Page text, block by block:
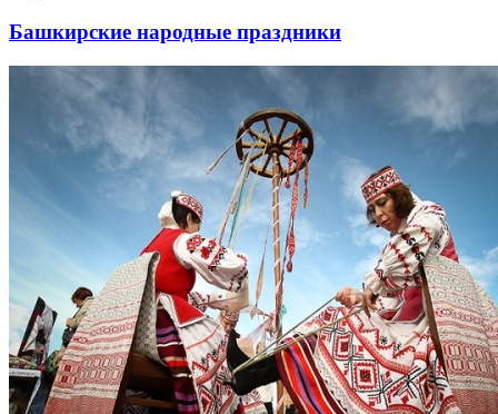
Башкирские народные праздники